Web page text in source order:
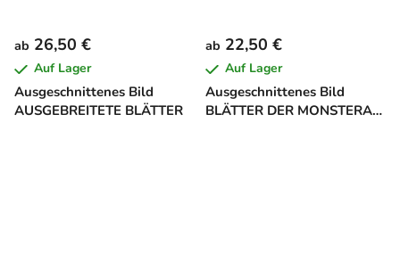
Ausgeschnittenes Bild
AUSGEBREITETE BLÄTTER
ab 26,50 €
Auf Lager
Ausgeschnittenes Bild
BLÄTTER DER MONSTERA
ab 22,50 €
Auf Lager